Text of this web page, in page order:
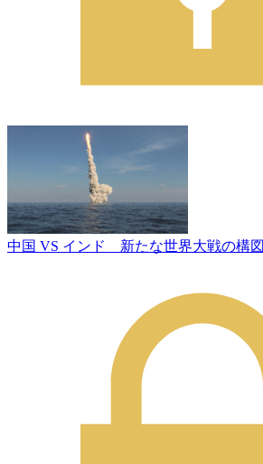
中国 VS インド 新たな世界大戦の構図